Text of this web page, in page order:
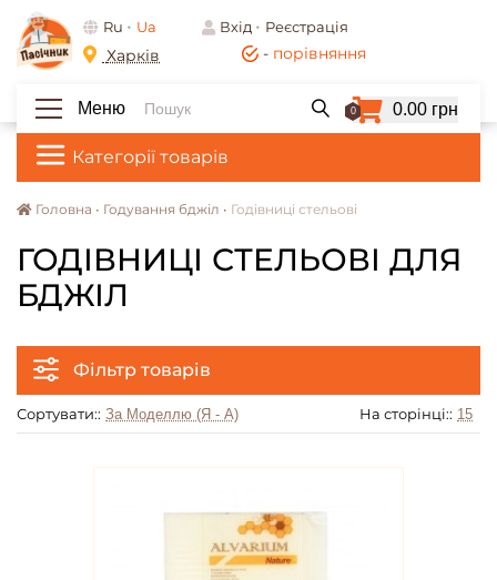
- порівняння
Ru Ua Вхід Реєстрація
Харків
Категорії товарів
Меню 0 0.00 грн
Головна • Годування бджіл • Годівниці стельові
ГОДІВНИЦІ СТЕЛЬОВІ ДЛЯ
БДЖІЛ
Фільтр товарів
Сортувати:: На сторінці::